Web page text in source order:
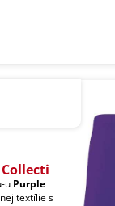
u Purple
textílie s